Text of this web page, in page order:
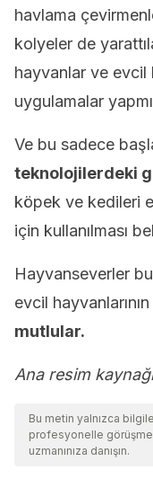
havlama
kolyeler de
hayvanlar ve evcil
uygulamalar
Ve bu sadece
teknolojilerdeki
köpek ve kedileri
için kullanılması
Hayvanseverler
evcil hayvanlarının
mutlular.
Ana resim
Bu metin yalnızca
profesyonelle
uzmanınıza danışın.